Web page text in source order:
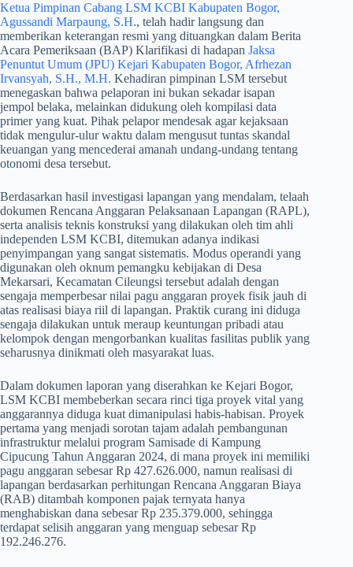
Ketua Pimpinan Cabang LSM KCBI Kabupaten Bogor,
Agussandi Marpaung, S.H., telah hadir langsung dan
memberikan keterangan resmi yang dituangkan dalam Berita
Acara Pemeriksaan (BAP) Klarifikasi di hadapan Jaksa
Penuntut Umum (JPU) Kejari Kabupaten Bogor, Afrhezan
Irvansyah, S.H., M.H. Kehadiran pimpinan LSM tersebut
menegaskan bahwa pelaporan ini bukan sekadar isapan
jempol belaka, melainkan didukung oleh kompilasi data
primer yang kuat. Pihak pelapor mendesak agar kejaksaan
tidak mengulur-ulur waktu dalam mengusut tuntas skandal
keuangan yang mencederai amanah undang-undang tentang
otonomi desa tersebut.
​Berdasarkan hasil investigasi lapangan yang mendalam, telaah
dokumen Rencana Anggaran Pelaksanaan Lapangan (RAPL),
serta analisis teknis konstruksi yang dilakukan oleh tim ahli
independen LSM KCBI, ditemukan adanya indikasi
penyimpangan yang sangat sistematis. Modus operandi yang
digunakan oleh oknum pemangku kebijakan di Desa
Mekarsari, Kecamatan Cileungsi tersebut adalah dengan
sengaja memperbesar nilai pagu anggaran proyek fisik jauh di
atas realisasi biaya riil di lapangan. Praktik curang ini diduga
sengaja dilakukan untuk meraup keuntungan pribadi atau
kelompok dengan mengorbankan kualitas fasilitas publik yang
seharusnya dinikmati oleh masyarakat luas.
​Dalam dokumen laporan yang diserahkan ke Kejari Bogor,
LSM KCBI membeberkan secara rinci tiga proyek vital yang
anggarannya diduga kuat dimanipulasi habis-habisan. Proyek
pertama yang menjadi sorotan tajam adalah pembangunan
infrastruktur melalui program Samisade di Kampung
Cipucung Tahun Anggaran 2024, di mana proyek ini memiliki
pagu anggaran sebesar Rp 427.626.000, namun realisasi di
lapangan berdasarkan perhitungan Rencana Anggaran Biaya
(RAB) ditambah komponen pajak ternyata hanya
menghabiskan dana sebesar Rp 235.379.000, sehingga
terdapat selisih anggaran yang menguap sebesar Rp
192.246.276.